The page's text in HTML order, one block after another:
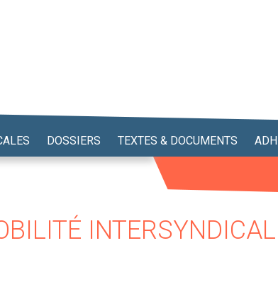
DOSSIERS TEXTES & DOCUMENTS
INTERSYNDICAL